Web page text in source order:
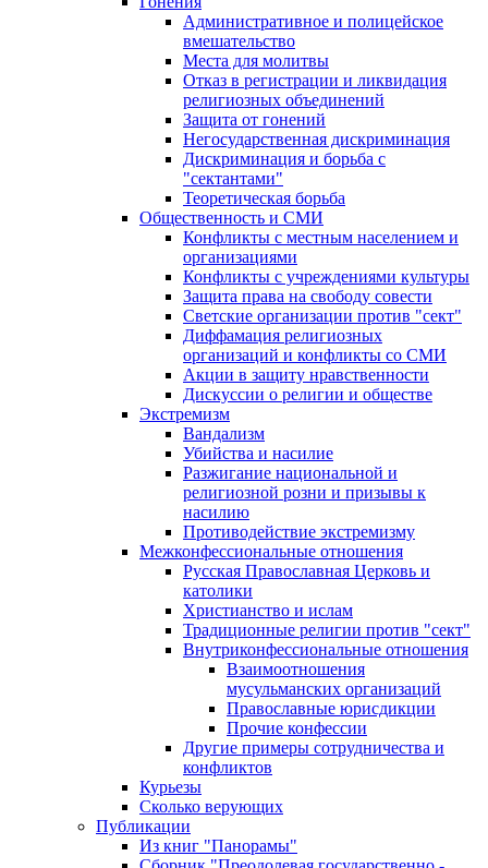
Административное и полицейское
вмешательство
Места для молитвы
Отказ в регистрации и ликвидация
религиозных объединений
Защита от гонений
Негосударственная дискриминация
Дискриминация и борьба с
"сектантами"
Теоретическая борьба
Общественность и СМИ
Конфликты с местным населением и
организациями
Конфликты с учреждениями культуры
Защита права на свободу совести
Светские организации против "сект"
Диффамация религиозных
организаций и конфликты со СМИ
Акции в защиту нравственности
Дискуссии о религии и обществе
Экстремизм
Вандализм
Убийства и насилие
Разжигание национальной и
религиозной розни и призывы к
насилию
Противодействие экстремизму
Межконфессиональные отношения
Русская Православная Церковь и
католики
Христианство и ислам
Традиционные религии против "сект"
Внутриконфессиональные отношения
Взаимоотношения
мусульманских организаций
Православные юрисдикции
Прочие конфессии
Другие примеры сотрудничества и
конфликтов
Курьезы
Сколько верующих
Публикации
Из книг "Панорамы"